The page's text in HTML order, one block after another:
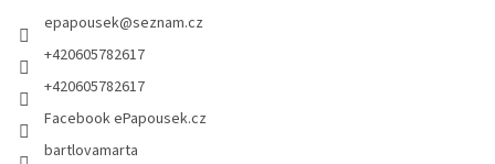
epapousek@seznam.cz
+420605782617
+420605782617
Facebook ePapousek.cz
bartlovamarta